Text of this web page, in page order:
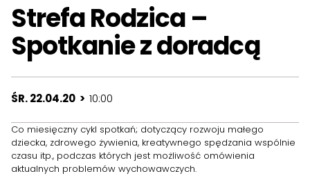
Strefa Rodzica –
Spotkanie z doradcą
ŚR. 22.04.20 > 10:00
Co miesięczny cykl spotkań; dotyczący rozwoju małego
dziecka, zdrowego żywienia, kreatywnego spędzania wspólnie
czasu itp., podczas których jest możliwość omówienia
aktualnych problemów wychowawczych.